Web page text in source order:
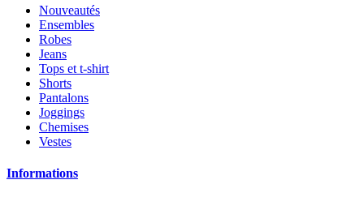
Nouveautés
Ensembles
Robes
Jeans
Tops et t-shirt
Shorts
Pantalons
Joggings
Chemises
Vestes
Informations